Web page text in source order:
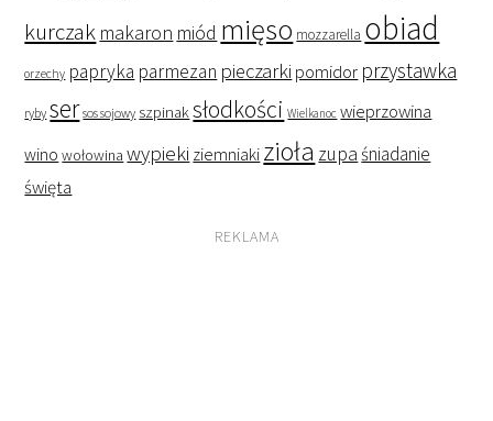
kurczak makaron miód mięso mozzarella obiad
orzechy papryka parmezan pieczarki pomidor przystawka
ryby ser sos sojowy szpinaksłodkości Wielkanoc wieprzowina
wino wołowina wypieki ziemniaki zioła zupaśniadanie
święta
REKLAMA